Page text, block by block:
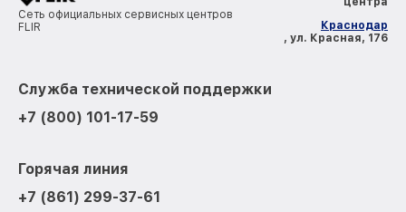
Сеть официальных сервисных центров
FLIR
Краснодар
, ул. Красная, 176
Служба технической поддержки
+7 (800) 101-17-59
Горячая линия
+7 (861) 299-37-61